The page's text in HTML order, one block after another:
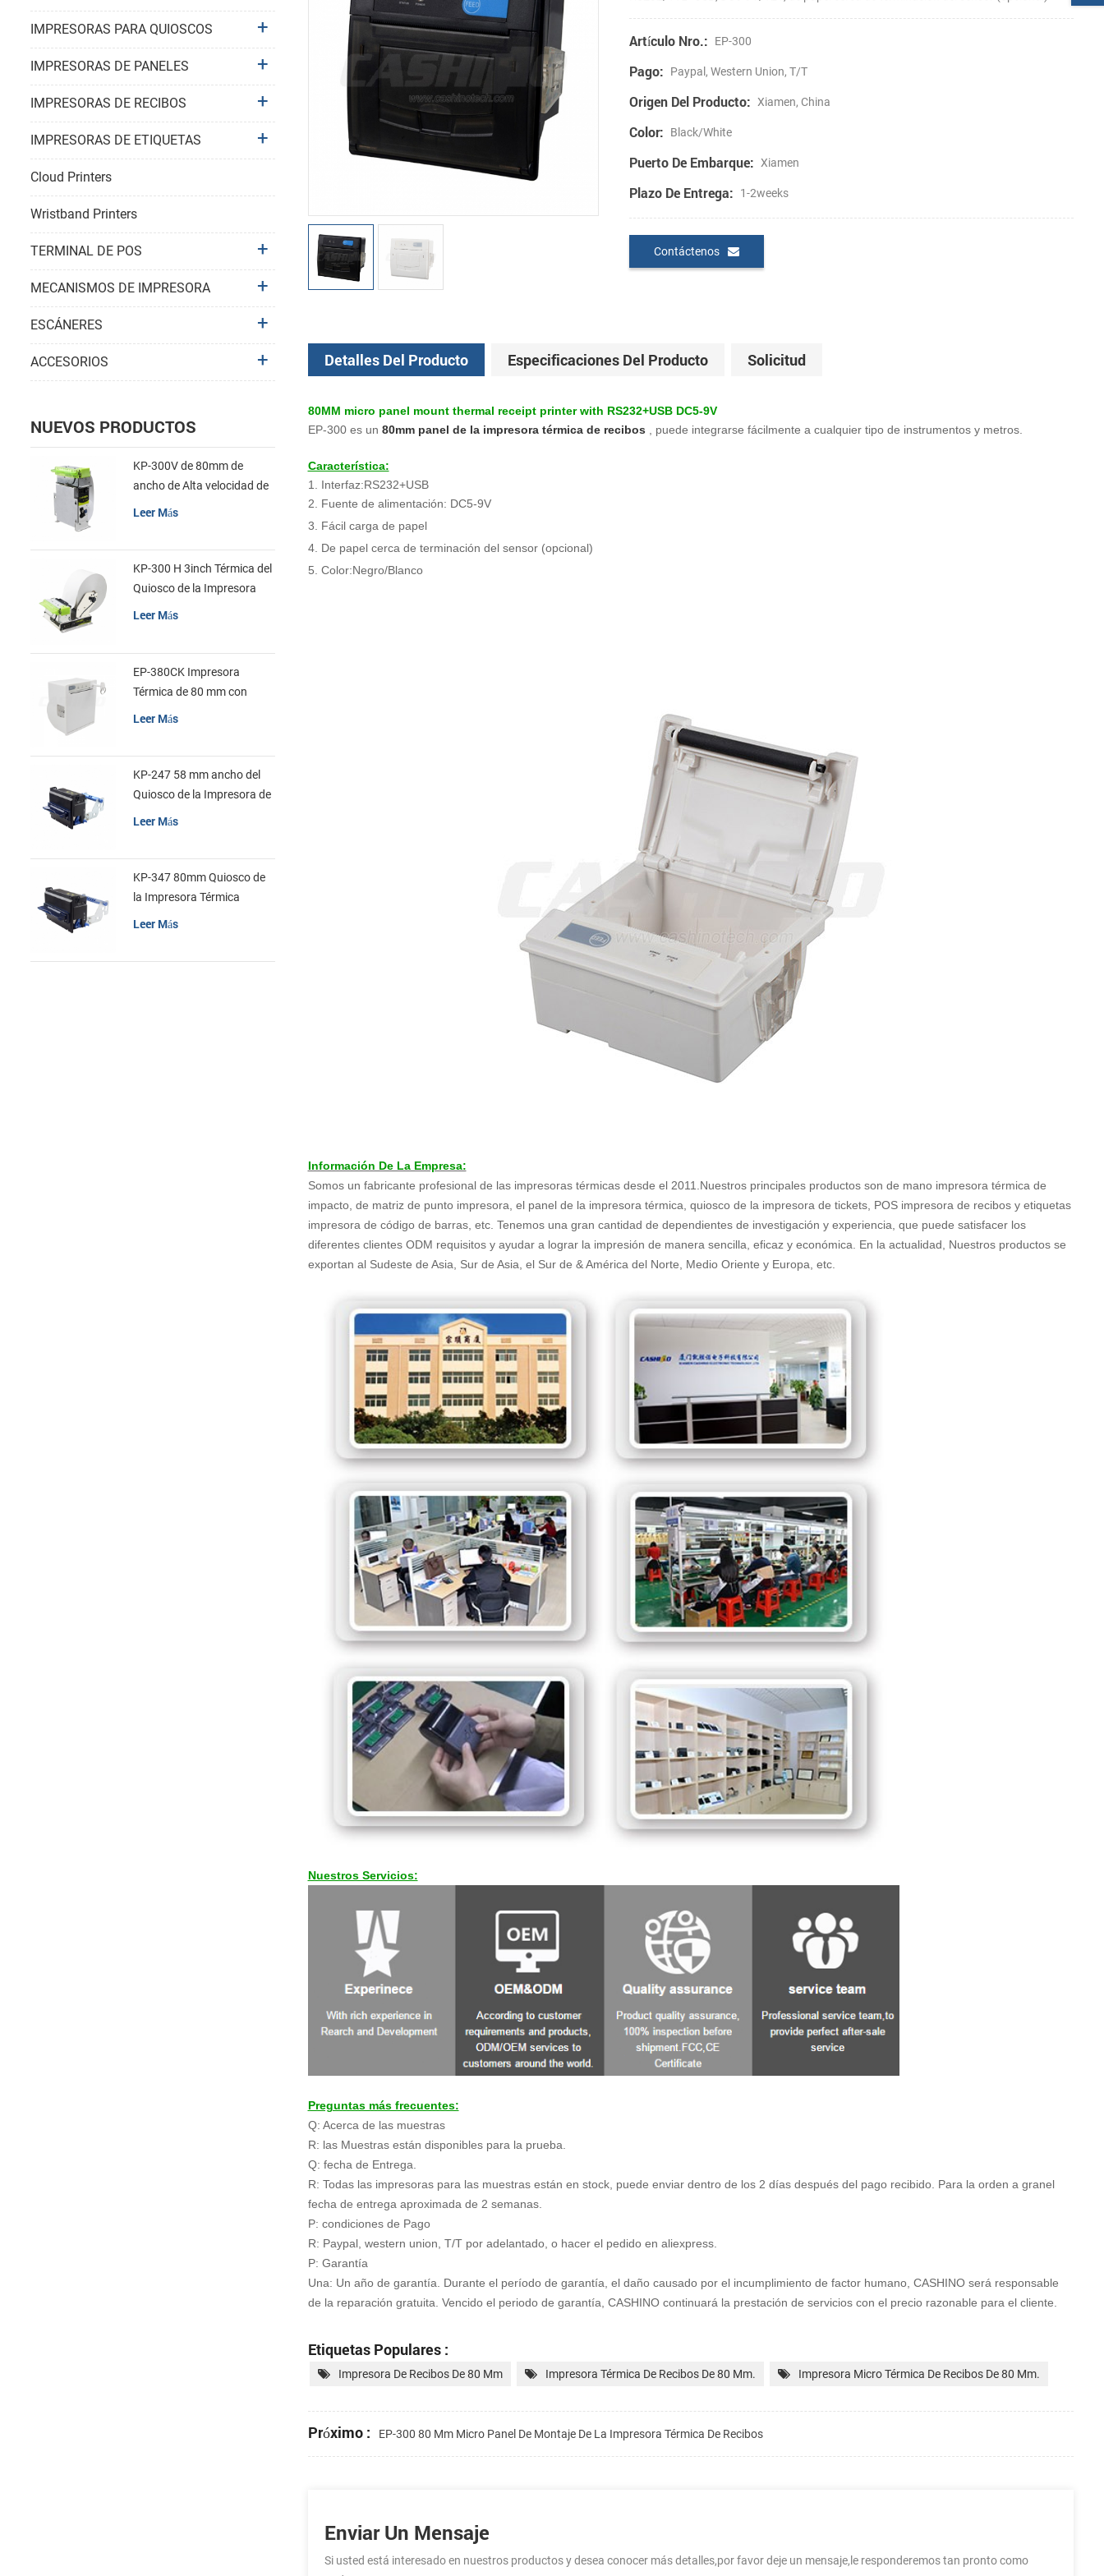
Artículo Nro.: EP-300
Pago: Paypal, Western Union, T/T
Origen Del Producto: Xiamen, China
Color: Black/White
Puerto De Embarque: Xiamen
Plazo De Entrega: 1-2weeks
Contáctenos
Detalles Del Producto Especificaciones Del Producto Solicitud
80MM micro panel mount thermal receipt printer with RS232+USB DC5-9V
EP-300 es un 80mm panel de la impresora térmica de recibos , puede integrarse fácilmente a cualquier tipo de instrumentos y metros.
Característica:
1. Interfaz:RS232+USB
2. Fuente de alimentación: DC5-9V
3.
Fácil carga de papel
4. De papel cerca de terminación del sensor (opcional)
5. Color:Negro/Blanco
Información De La Empresa:
Somos un fabricante profesional de las impresoras térmicas desde el 2011.Nuestros principales productos son de mano impresora térmica de
impacto, de matriz de punto impresora, el panel de la impresora térmica, quiosco de la impresora de tickets, POS impresora de recibos y etiquetas
impresora de código de barras, etc. Tenemos una gran cantidad de dependientes de investigación y experiencia, que puede satisfacer los
diferentes clientes ODM requisitos y ayudar a lograr la impresión de manera sencilla, eficaz y económica. En la actualidad, Nuestros productos se
exportan al Sudeste de Asia, Sur de Asia, el Sur de & América del Norte, Medio Oriente y Europa, etc.
Nuestros Servicios:
Preguntas más frecuentes:
Q: Acerca de las muestras
R: las Muestras están disponibles para la prueba.
Q: fecha de Entrega.
R: Todas las impresoras para las muestras están en stock, puede enviar dentro de los 2 días después del pago recibido. Para la orden a granel
fecha de entrega aproximada de 2 semanas.
P: condiciones de Pago
R: Paypal, western union, T/T por adelantado, o hacer el pedido en aliexpress.
P: Garantía
Una: Un año de garantía. Durante el período de garantía, el daño causado por el incumplimiento de factor humano, CASHINO será responsable
de la reparación gratuita. Vencido el periodo de garantía, CASHINO continuará la prestación de servicios con el precio razonable para el cliente.
Etiquetas Populares :
Impresora De Recibos De 80 Mm Impresora Térmica De Recibos De 80 Mm. Impresora Micro Térmica De Recibos De 80 Mm.
Próximo : EP-300 80 Mm Micro Panel De Montaje De La Impresora Térmica De Recibos
Enviar Un Mensaje
Si usted está interesado en nuestros productos y desea conocer más detalles,por favor deje un mensaje,le responderemos tan pronto como
IMPRESORAS PARA QUIOSCOS
IMPRESORAS DE PANELES
IMPRESORAS DE RECIBOS
IMPRESORAS DE ETIQUETAS
Cloud Printers
Wristband Printers
TERMINAL DE POS
MECANISMOS DE IMPRESORA
ESCÁNERES
ACCESORIOS
NUEVOS PRODUCTOS
KP-300V de 80mm de
ancho de Alta velocidad de
la Impresora Térmica del
Leer Más
KP-300 H 3inch Térmica del
Quiosco de la Impresora
Módulo de
Leer Más
EP-380CK Impresora
Térmica de 80 mm con
Leer Más
KP-247 58 mm ancho del
Quiosco de la Impresora de
Leer Más
KP-347 80mm Quiosco de
la Impresora Térmica
Leer Más